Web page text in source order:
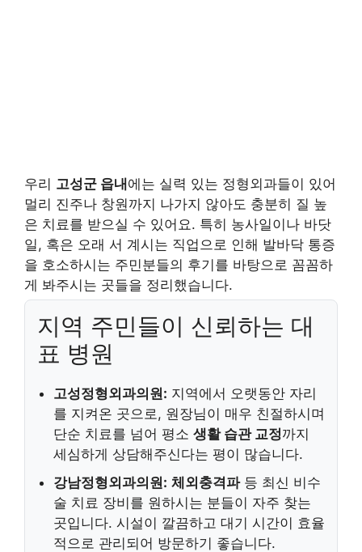
우리 고성군 읍내에는 실력 있는 정형외과들이 있어
멀리 진주나 창원까지 나가지 않아도 충분히 질 높
은 치료를 받으실 수 있어요. 특히 농사일이나 바닷
일, 혹은 오래 서 계시는 직업으로 인해 발바닥 통증
을 호소하시는 주민분들의 후기를 바탕으로 꼼꼼하
게 봐주시는 곳들을 정리했습니다.
지역 주민들이 신뢰하는 대
표 병원
고성정형외과의원: 지역에서 오랫동안 자리
를 지켜온 곳으로, 원장님이 매우 친절하시며
단순 치료를 넘어 평소 생활 습관 교정까지
세심하게 상담해주신다는 평이 많습니다.
강남정형외과의원: 체외충격파등 최신 비수
술 치료 장비를 원하시는 분들이 자주 찾는
곳입니다. 시설이 깔끔하고 대기 시간이 효율
적으로 관리되어 방문하기 좋습니다.